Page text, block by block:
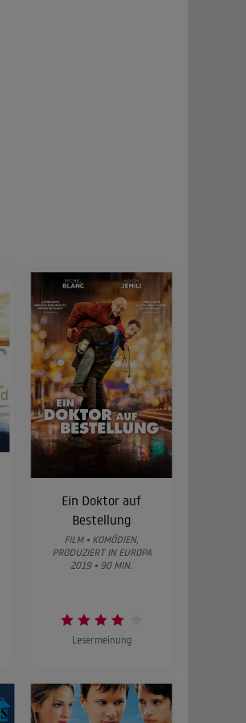
Ein Doktor auf
Bestellung
FILM • KOMÖDIEN,
PRODUZIERT IN EUROPA
2019 • 90 MIN.
Lesermeinung